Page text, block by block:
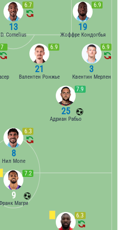
6.9
19
Жоффре Кондогбья
6.7
13
D. Cornelius
6.9
3
Квентин Мерлен
6.9
21
Валентен Ронжье
7
7.9
25
Адриан Рабьо
6.3
8
Нил Мопе
6.3
7.2
9
Магри